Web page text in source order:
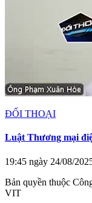
ĐỐI THOẠI
Luật Thương mại
19:45 ngày 24/08/
Bản quyền thuộc
VIT